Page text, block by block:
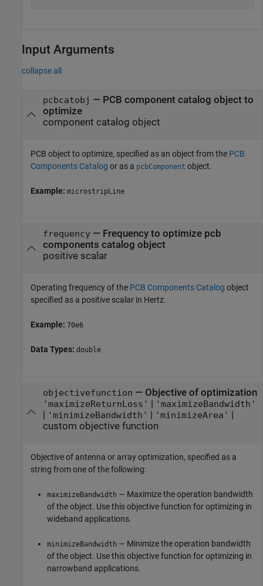
Input Arguments
collapse all
pcbcatobj — PCB component catalog object to
optimize
component catalog object
PCB object to optimize, specified as an object from the PCB
Components Catalog or as a pcbComponent object.
Example: microstripLine
frequency— Frequency to optimize pcb
components catalog object
positive scalar
Operating frequency of the PCB Components Catalog object
specified as a positive scalar in Hertz.
Example: 70e6
Data Types: double
objectivefunction — Objective of optimization
'maximizeReturnLoss' | 'maximizeBandwidth'
| 'minimizeBandwidth' | 'minimizeArea' |
custom objective function
Objective of antenna or array optimization, specified as a
string from one of the following:
maximizeBandwidth — Maximize the operation bandwidth
of the object. Use this objective function for optimizing in
wideband applications.
minimizeBandwidth — Minimize the operation bandwidth
of the object. Use this objective function for optimizing in
narrowband applications.